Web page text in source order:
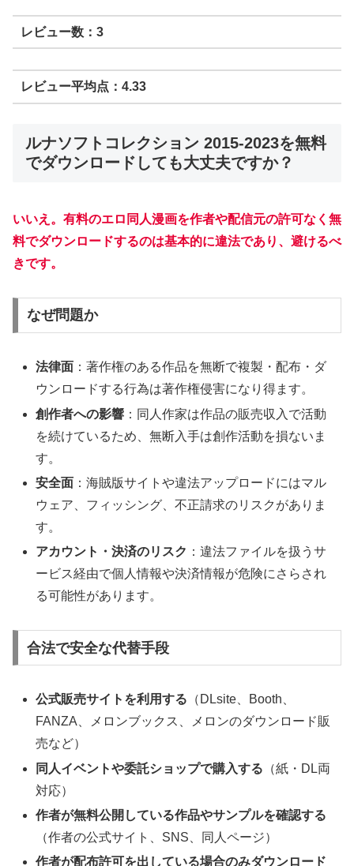
レビュー数：3
レビュー平均点：4.33
ルナソフトコレクション 2015-2023を無料
でダウンロードしても大丈夫ですか？
いいえ。有料のエロ同人漫画を作者や配信元の許可なく無
料でダウンロードするのは基本的に違法であり、避けるべ
きです。
なぜ問題か
法律面 ：著作権のある作品を無断で複製・配布・ダ
ウンロードする行為は著作権侵害になり得ます。
創作者への影響 ：同人作家は作品の販売収入で活動
を続けているため、無断入手は創作活動を損ないま
す。
安全面 ：海賊版サイトや違法アップロードにはマル
ウェア、フィッシング、不正請求のリスクがありま
す。
アカウント・決済のリスク ：違法ファイルを扱うサ
ービス経由で個人情報や決済情報が危険にさらされ
る可能性があります。
合法で安全な代替手段
公式販売サイトを利用する （DLsite、Booth、
FANZA、メロンブックス、メロンのダウンロード販
売など）
同人イベントや委託ショップで購入する （紙・DL両
対応）
作者が無料公開している作品やサンプルを確認する
（作者の公式サイト、SNS、同人ページ）
作者が配布許可を出している場合のみダウンロード